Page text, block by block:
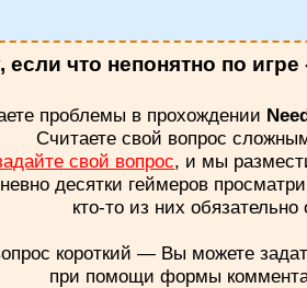
если что непонятно по
проблемы в прохождении
Считаете свой вопрос
свой вопрос, и мы
десятки геймеров
кто-то из них обязательно
короткий — Вы можете
при помощи формы